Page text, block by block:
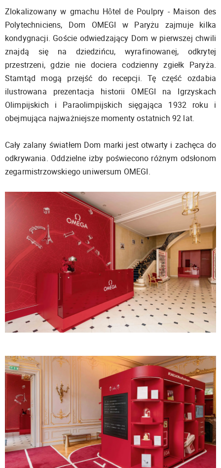
Zlokalizowany w gmachu Hôtel de Poulpry - Maison des
Polytechniciens, Dom OMEGI w Paryżu zajmuje kilka
kondygnacji. Goście odwiedzający Dom w pierwszej chwili
znajdą się na dziedzińcu, wyrafinowanej, odkrytej
przestrzeni, gdzie nie dociera codzienny zgiełk Paryża.
Stamtąd mogą przejść do recepcji. Tę część ozdabia
ilustrowana prezentacja historii OMEGI na Igrzyskach
Olimpijskich i Paraolimpijskich sięgająca 1932 roku i
obejmująca najważniejsze momenty ostatnich 92 lat.
Cały zalany światłem Dom marki jest otwarty i zachęca do
odkrywania. Oddzielne izby poświecono różnym odsłonom
zegarmistrzowskiego uniwersum OMEGI.